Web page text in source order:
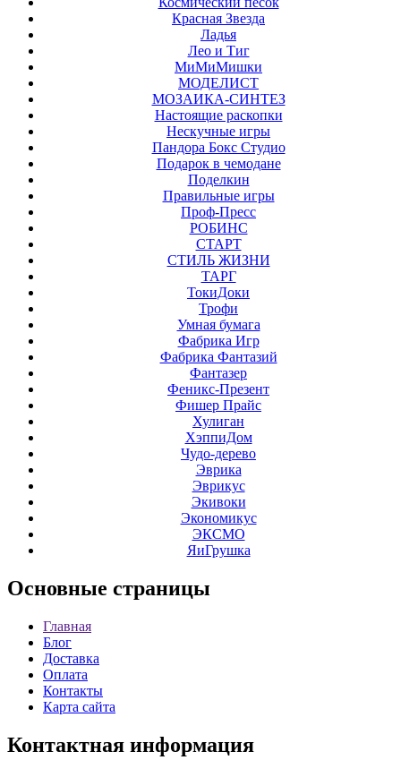
Красная Звезда
Ладья
Лео и Тиг
МиМиМишки
МОДЕЛИСТ
МОЗАИКА-СИНТЕЗ
Настоящие раскопки
Нескучные игры
Пандора Бокс Студио
Подарок в чемодане
Поделкин
Правильные игры
Проф-Пресс
РОБИНС
СТАРТ
СТИЛЬ ЖИЗНИ
ТАРГ
ТокиДоки
Трофи
Умная бумага
Фабрика Игр
Фабрика Фантазий
Фантазер
Феникс-Презент
Фишер Прайс
Хулиган
ХэппиДом
Чудо-дерево
Эврика
Эврикус
Экивоки
Экономикус
ЭКСМО
ЯиГрушка
Основные страницы
Главная
Блог
Доставка
Оплата
Контакты
Карта сайта
Контактная информация